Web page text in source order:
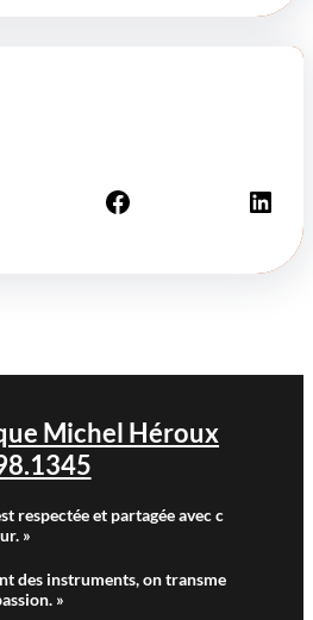
Facebook LinkedIn
Michel Héroux
respectée et partagée avec c
»
des instruments, on transme
»